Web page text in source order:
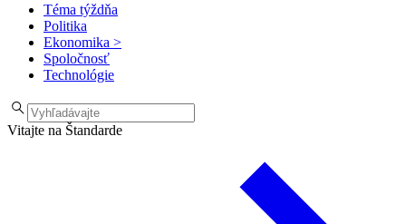
Téma týždňa
Politika
Ekonomika >
Spoločnosť
Technológie
Vitajte na Štandarde